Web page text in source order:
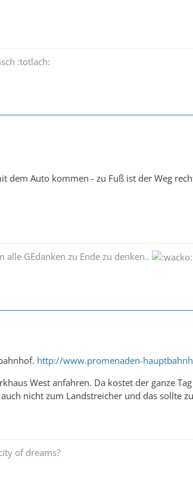
:totlach:
dem Auto kommen - zu Fuß ist der Weg
GEdanken zu Ende zu denken..
http://www.promenaden-
West anfahren. Da kostet der ganze
nicht zum Landstreicher und das sollte
of dreams?